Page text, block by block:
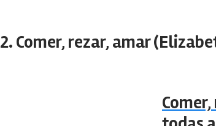
2. Comer, rezar, amar